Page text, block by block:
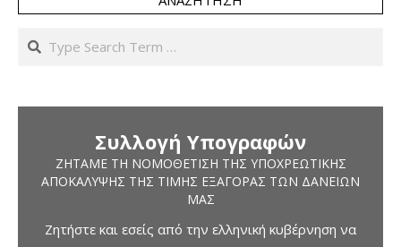
Search
Συλλογή Υπογραφών
ΖΗΤΆΜΕ ΤΗ ΝΟΜΟΘΈΤΙΣΗ ΤΗΣ ΥΠΟΧΡΕΩΤΙΚΉΣ
ΑΠΟΚΆΛΥΨΗΣ ΤΗΣ ΤΙΜΉΣ ΕΞΑΓΟΡΆΣ ΤΩΝ ΔΑΝΕΊΩΝ
ΜΑΣ
Ζητήστε και εσείς από την ελληνική κυβέρνηση να